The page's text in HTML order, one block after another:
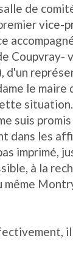
de
vice-
Coupvray-
le maire
me suis
dans les
imprimé,
à la
même